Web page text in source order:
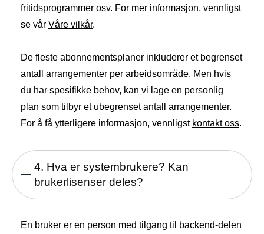
fritidsprogrammer osv. For mer informasjon, vennligst
se vår Våre vilkår.
De fleste abonnementsplaner inkluderer et begrenset
antall arrangementer per arbeidsområde. Men hvis
du har spesifikke behov, kan vi lage en personlig
plan som tilbyr et ubegrenset antall arrangementer.
For å få ytterligere informasjon, vennligst kontakt oss.
4. Hva er systembrukere? Kan
brukerlisenser deles?
En bruker er en person med tilgang til backend-delen